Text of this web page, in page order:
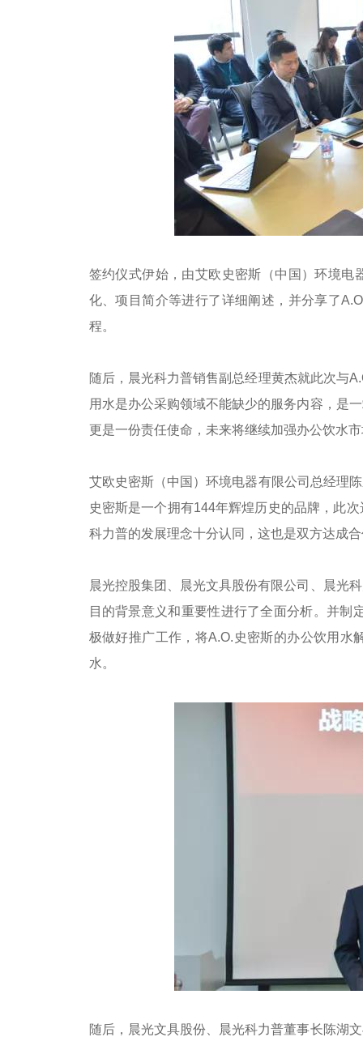
签约仪式伊始，由艾欧史密斯（中国）环境电
化、项目简介等进行了详细阐述，并分享了
程。
随后，晨光科力普销售副总经理黄杰就此次与
用水是办公采购领域不能缺少的服务内容，是
更是一份责任使命，未来将继续加强办公饮水
艾欧史密斯（中国）环境电器有限公司总经理
史密斯是一个拥有144年辉煌历史的品牌，此
科力普的发展理念十分认同，这也是双方达成
晨光控股集团、晨光文具股份有限公司、晨光
目的背景意义和重要性进行了全面分析。并
极做好推广工作，将A.O.史密斯的办公饮用水
水。
随后，晨光文具股份、晨光科力普董事长陈湖